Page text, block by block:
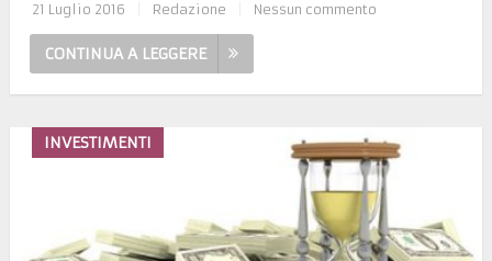
21 Luglio 2016 Redazione Nessun commento
CONTINUA A LEGGERE
INVESTIMENTI